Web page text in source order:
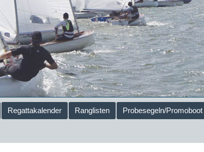
Regattakalender Ranglisten Probesegeln/Promoboot